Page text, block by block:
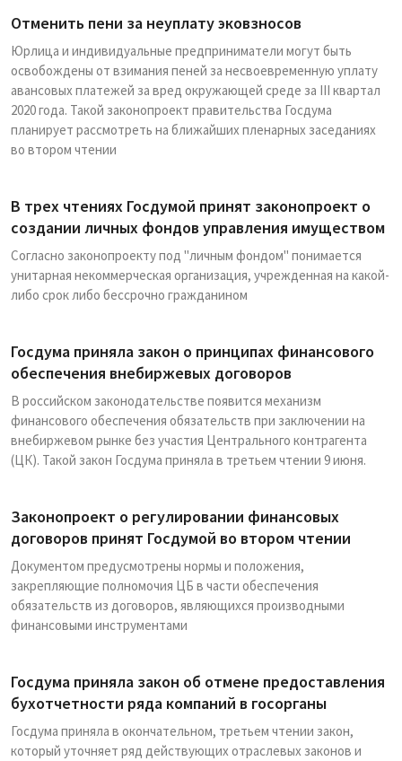
Подписка
Отменить пени за неуплату эковзносов
Юрлица и индивидуальные предприниматели могут быть
освобождены от взимания пеней за несвоевременную уплату
авансовых платежей за вред окружающей среде за III квартал
2020 года. Такой законопроект правительства Госдума
планирует рассмотреть на ближайших пленарных заседаниях
во втором чтении
В трех чтениях Госдумой принят законопроект о
создании личных фондов управления имуществом
Согласно законопроекту под "личным фондом" понимается
унитарная некоммерческая организация, учрежденная на какой-
либо срок либо бессрочно гражданином
Госдума приняла закон о принципах финансового
обеспечения внебиржевых договоров
В российском законодательстве появится механизм
финансового обеспечения обязательств при заключении на
внебиржевом рынке без участия Центрального контрагента
(ЦК). Такой закон Госдума приняла в третьем чтении 9 июня.
Законопроект о регулировании финансовых
договоров принят Госдумой во втором чтении
Документом предусмотрены нормы и положения,
закрепляющие полномочия ЦБ в части обеспечения
обязательств из договоров, являющихся производными
финансовыми инструментами
Госдума приняла закон об отмене предоставления
бухотчетности ряда компаний в госорганы
Госдума приняла в окончательном, третьем чтении закон,
который уточняет ряд действующих отраслевых законов и